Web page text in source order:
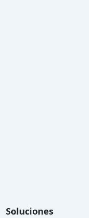
Soluciones